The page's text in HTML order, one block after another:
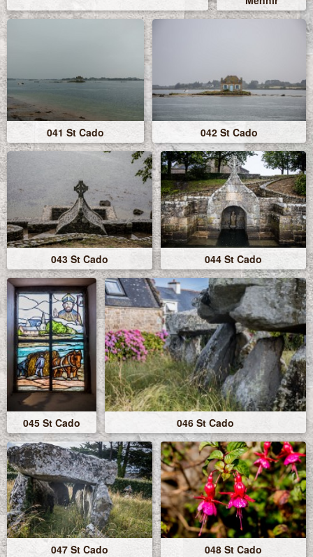
041 St Cado 042 St Cado
043 St Cado 044 St Cado
045 St Cado 046 St Cado
047 St Cado 048 St Cado